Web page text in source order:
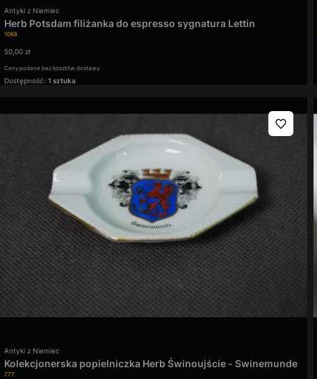
Kod produktu
1068
Herb Potsdam filiżanka do espresso sygnatura Lettin
Producent
Antyki z Niemiec
Cena
50,00 zł
Ceny podane bez kosztów dostawy.
Dostępność: 1 sztuka
Kod produktu
777
Kolekcjonerska popielniczka Herb Świnoujście - Swinemunde
Producent
Antyki z Niemiec